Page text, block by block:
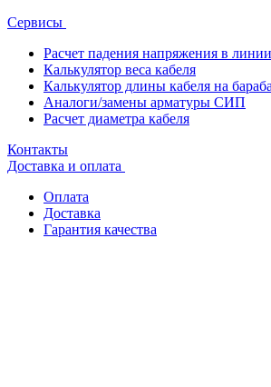
Сервисы
Расчет падения напряжения в линии
Калькулятор веса кабеля
Калькулятор длины кабеля на
Аналоги/замены арматуры СИП
Расчет диаметра кабеля
Контакты
Доставка и оплата
Оплата
Доставка
Гарантия качества